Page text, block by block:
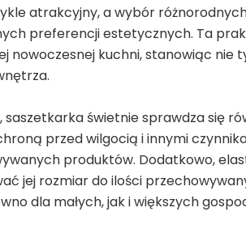
atrakcyjny, a wybór
preferencji estetycznych. Ta
nowoczesnej kuchni, stanowiąc nie
świetnie sprawdza się
przed wilgocią i innymi
produktów. Dodatkowo,
jej rozmiar do ilości
dla małych, jak i większych